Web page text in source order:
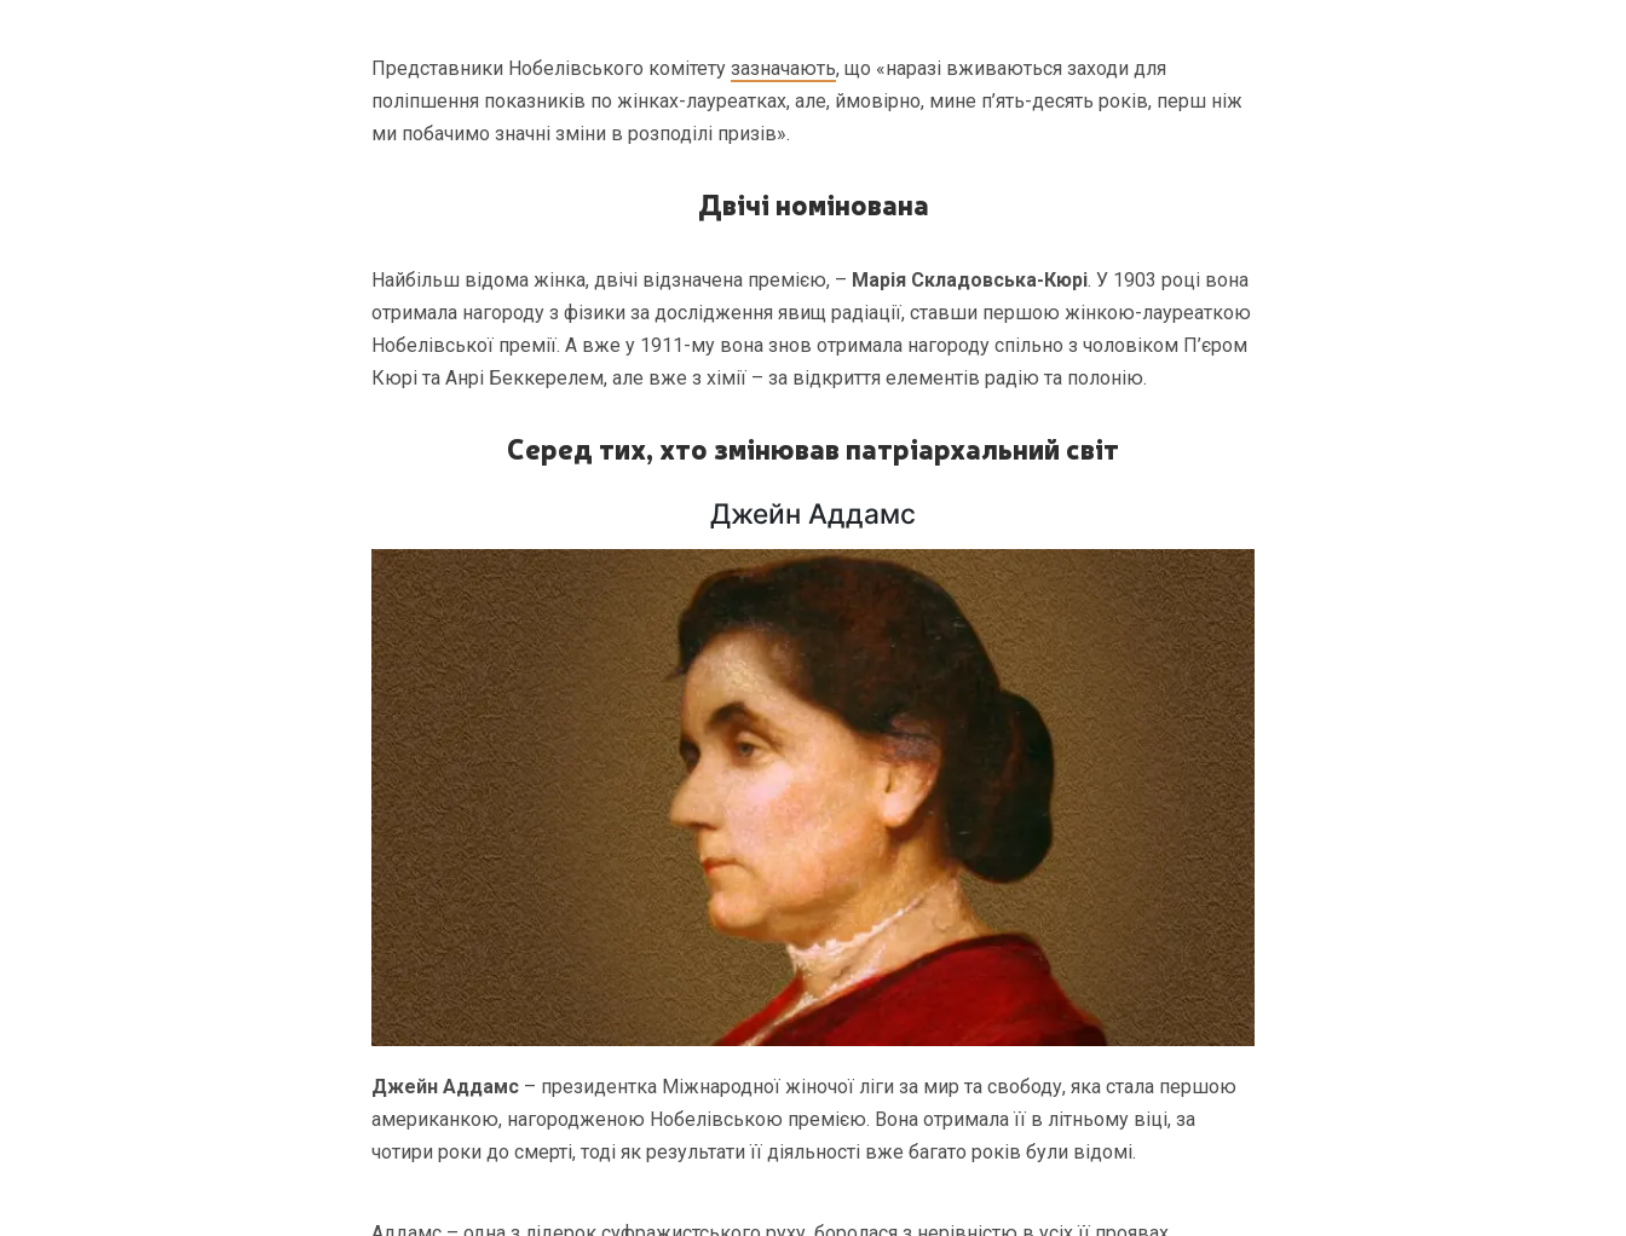
Представники Нобелівського комітету зазначають, що «наразі вживаються заходи для
поліпшення показників по жінках-лауреатках, але, ймовірно, мине п’ять-десять років, перш ніж
ми побачимо значні зміни в розподілі призів».
Двічі номінована
Найбільш відома жінка, двічі відзначена премією, – Марія Складовська-Кюрі. У 1903 році вона
отримала нагороду з фізики за дослідження явищ радіації, ставши першою жінкою-лауреаткою
Нобелівської премії. А вже у 1911-му вона знов отримала нагороду спільно з чоловіком П’єром
Кюрі та Анрі Беккерелем, але вже з хімії – за відкриття елементів радію та полонію.
Серед тих, хто змінював патріархальний світ
Джейн Аддамс
Джейн Аддамс – президентка Міжнародної жіночої ліги за мир та свободу, яка стала першою
американкою, нагородженою Нобелівською премією. Вона отримала її в літньому віці, за
чотири роки до смерті, тоді як результати її діяльності вже багато років були відомі.